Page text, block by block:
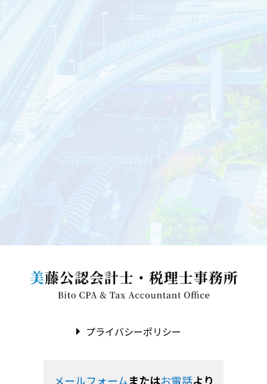
プライバシーポリシー
メールフォームまたはお電話より